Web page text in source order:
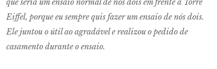
que seria um ensaio normal de nós dois em frente à Torre
Eiffel, porque eu sempre quis fazer um ensaio de nós dois.
Ele juntou o útil ao agradável e realizou o pedido de
casamento durante o ensaio.